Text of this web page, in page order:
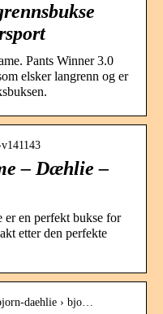
Pants Winner 3.0
elsker langrenn og er
– Dæhlie –
en perfekt bukse for
etter den perfekte
daehlie › bjo…